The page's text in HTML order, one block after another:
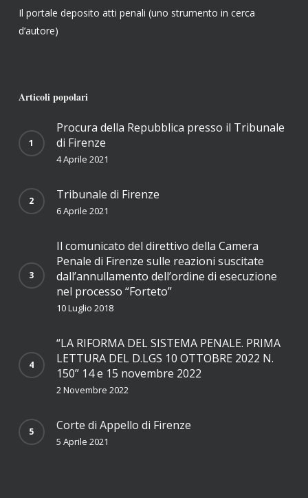
Il portale deposito atti penali (uno strumento in cerca
d’autore)
Articoli popolari
Procura della Repubblica presso il Tribunale
di Firenze
4 Aprile 2021
Tribunale di Firenze
6 Aprile 2021
Il comunicato del direttivo della Camera
Penale di Firenze sulle reazioni suscitate
dall’annullamento dell’ordine di esecuzione
nel processo “Forteto”
10 Luglio 2018
“LA RIFORMA DEL SISTEMA PENALE. PRIMA
LETTURA DEL D.LGS 10 OTTOBRE 2022 N.
150” 14 e 15 novembre 2022
2 Novembre 2022
Corte di Appello di Firenze
5 Aprile 2021